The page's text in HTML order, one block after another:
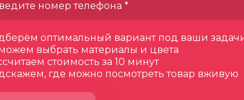
оптимальный вариант под ваши
выбрать материалы и цвета
стоимость за 10 минут
где можно посмотреть товар вживую